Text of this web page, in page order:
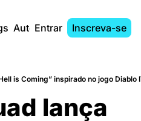
AutoresEntrar Inscreva-se
is Coming” inspirado no jogo Diablo
lança